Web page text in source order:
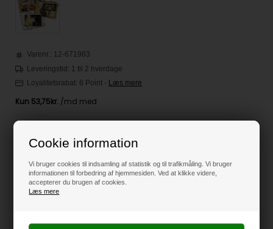
Cookie information
Vi bruger cookies til indsamling af statistik og til trafikmåling. Vi bruger
informationen til forbedring af hjemmesiden. Ved at klikke videre,
accepterer du brugen af cookies.
Læs mere
Varenr.: 12-671983
Leveringstid: 1 til 2 hverdage
Loyalitetsrabat: 6 Point - Læs mere
215,00DKK
Klik her for pris inkl. fragt